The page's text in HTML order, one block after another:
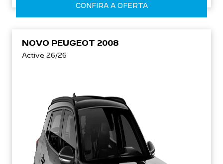
CONFIRA A OFERTA
NOVO PEUGEOT 2008
Active 26/26